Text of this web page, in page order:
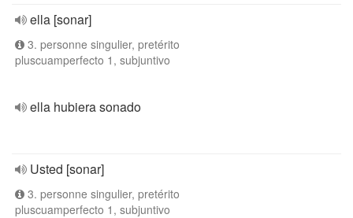
ella [sonar]
3. personne singulier, pretérito
pluscuamperfecto 1, subjuntivo
ella hubiera sonado
Usted [sonar]
3. personne singulier, pretérito
pluscuamperfecto 1, subjuntivo